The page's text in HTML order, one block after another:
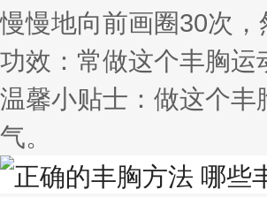
慢慢地向前画圈30次
功效：常做这个丰胸
温馨小贴士：做这个
气。